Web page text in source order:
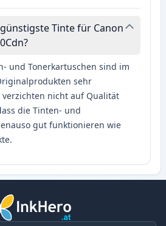
Tinte für Canon
und Tonerkartuschen sind im
sehr
nicht auf Qualität
die Tinten- und
gut funktionieren wie